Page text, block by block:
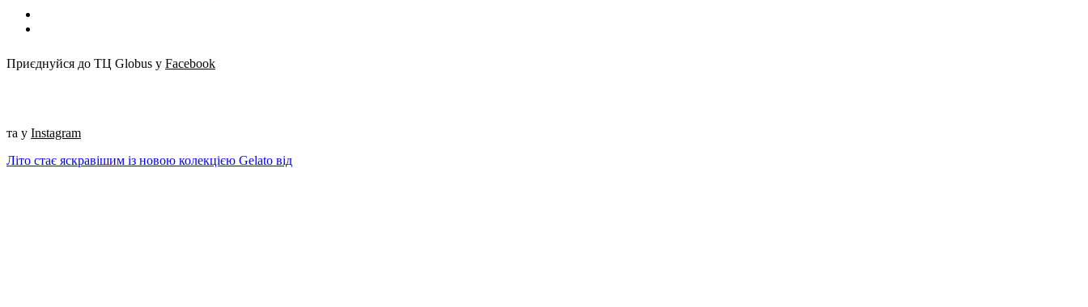
Приєднуйся до ТЦ Globus у Facebook
та у Instagram
Літо стає яскравішим із новою колекцією Gelato від